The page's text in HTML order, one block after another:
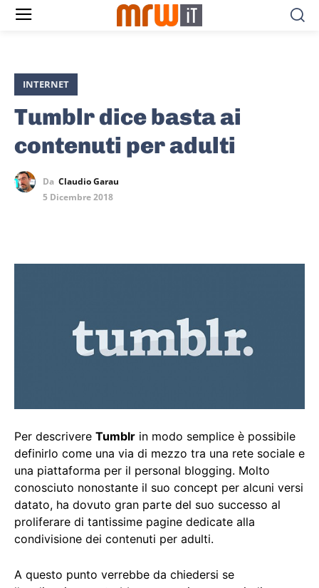
INTERNET
Tumblr dice basta ai
contenuti per adulti
Da Claudio Garau
5 Dicembre 2018
Per descrivere Tumblr in modo semplice è possibile
definirlo come una via di mezzo tra una rete sociale e
una piattaforma per il personal blogging. Molto
conosciuto nonostante il suo concept per alcuni versi
datato, ha dovuto gran parte del suo successo al
proliferare di tantissime pagine dedicate alla
condivisione dei contenuti per adulti.
A questo punto verrebbe da chiedersi se